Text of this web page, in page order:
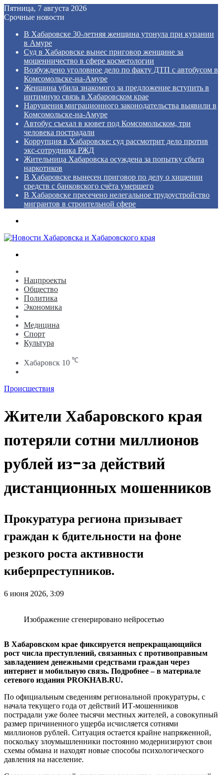
Пятница, 7 августа 2026
Срочные новости
В Хабаровске 30-летняя женщина утонула при купании
в Амуре
Суд в Хабаровске вынес приговор женщине за
мошенничество в сфере косметологии
Возбуждено уголовное дело по факту ДТП с автобусом в
Комсомольске‑на‑Амуре
Женщина убила знакомого за предложение вступить в
интимную связь в Хабаровском крае
Нарушения миграционного законодательства выявили в
Комсомольске‑на‑Амуре
Автобус съехал в кювет под Комсомольском, три
человека пострадали
Коррупция в Хабаровске: суд рассмотрит дело против
экс‑сотрудника РЖД
Жительница Хабаровска осуждена за попытку сбыта
наркотиков
В Хабаровске вынесен приговор по делу о хищении
средств с банковского счёта умершего
В Хабаровске пресечено нелегальное трудоустройство
мигрантов в строительной сфере
Нацпроекты
Общество
Политика
Экономика
Медицина
Спорт
Культура
Хабаровск 10 ℃
Происшествия
Жители Хабаровского края
потеряли сотни миллионов
рублей из-за действий
дистанционных мошенников
Прокуратура региона призывает
граждан к бдительности на фоне
резкого роста активности
киберпреступников.
6 июня 2026, 3:09
Изображение сгенерировано нейросетью
В Хабаровском крае фиксируется непрекращающийся
рост числа преступлений, связанных с противоправным
завладением денежными средствами граждан через
интернет и мобильную связь. Подробнее – в материале
сетевого издания PROKHAB.RU.
По официальным сведениям региональной прокуратуры, с
начала текущего года от действий ИТ-мошенников
пострадали уже более тысячи местных жителей, а совокупный
размер причиненного ущерба исчисляется сотнями
миллионов рублей. Ситуация остается крайне напряженной,
поскольку злоумышленники постоянно модернизируют свои
схемы обмана и находят новые способы психологического
давления на население.